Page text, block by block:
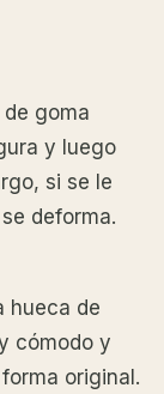
goma
y luego
si se le
deforma.
hueca de
cómodo y
original.